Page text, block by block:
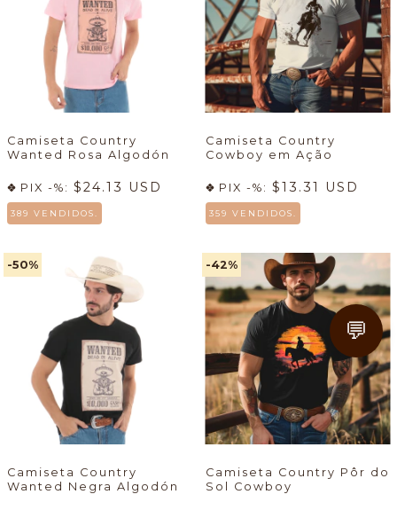
Camiseta Country
Wanted Rosa Algodón
PIX -%: $24.13 USD
389 VENDIDOS.
Camiseta Country
Cowboy em Ação
PIX -%: $13.31 USD
359 VENDIDOS.
-50%
Camiseta Country
Wanted Negra Algodón
-42%
Camiseta Country Pôr do
Sol Cowboy
💬